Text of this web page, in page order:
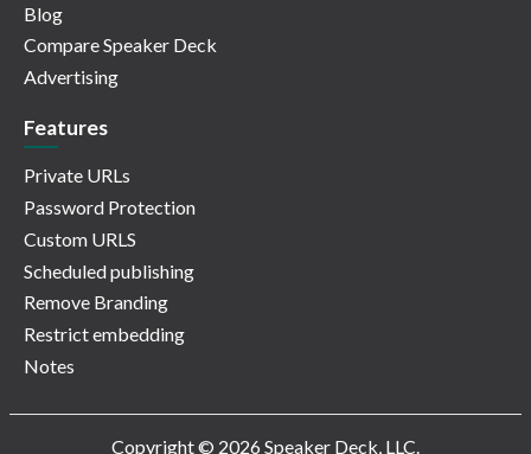
Blog
Compare Speaker Deck
Advertising
Features
Private URLs
Password Protection
Custom URLS
Scheduled publishing
Remove Branding
Restrict embedding
Notes
Copyright © 2026 Speaker Deck, LLC.